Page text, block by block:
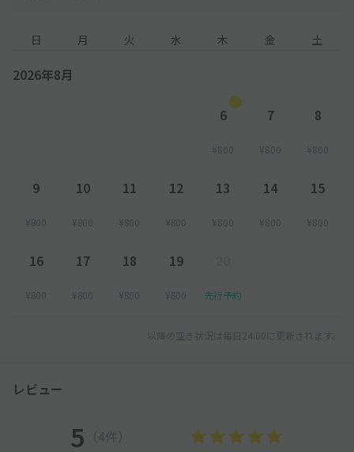
日 月 火 水 木 金 土
2026年8月
6
¥800
7
¥800
8
¥800
9
¥800
10
¥800
11
¥800
12
¥800
13
¥800
14
¥800
15
¥800
16
¥800
17
¥800
18
¥800
19
¥800 先行予約
以降の空き状況は毎日24:00に更新されます。
レビュー
5 （4件）